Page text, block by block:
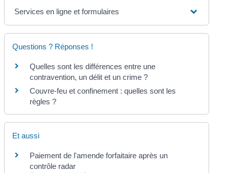
Services en ligne et formulaires
Questions ? Réponses !
Quelles sont les différences entre une
contravention, un délit et un crime ?
Couvre-feu et confinement : quelles sont les
règles ?
Et aussi
Paiement de l'amende forfaitaire après un
contrôle radar